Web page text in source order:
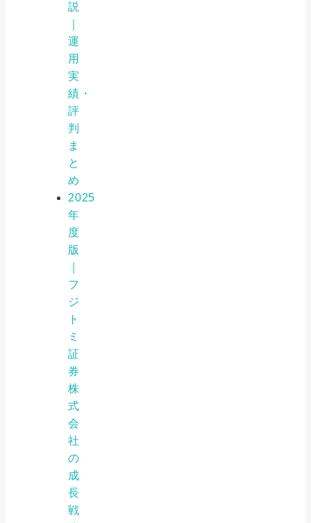
説
運
用
実
績・
評
判
ま
と
め
2025
年
度
版
フ
ジ
ト
ミ
証
券
株
式
会
社
の
成
長
戦